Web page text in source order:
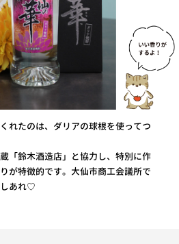
れたのは、ダリアの球根を使ってつ
「鈴木酒造店」と協力し、特別に作
が特徴的です。大仙市商工会議所で
しあれ♡